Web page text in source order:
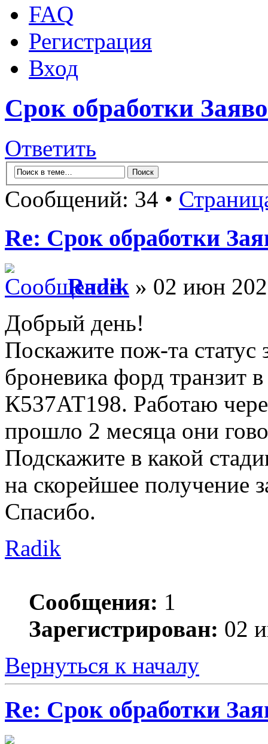
FAQ
Регистрация
Вход
Срок обработки
Ответить
Сообщений: 34 •
Re: Срок обработки
Radik » 02 июн
Добрый день!
Поскажите пож-та статус
броневика форд транзит
К537АТ198. Работаю
прошло 2 месяца они
Подскажите в какой
на скорейшее получение
Спасибо.
Radik
Сообщения: 1
Зарегистрирован: 02
Вернуться к началу
Re: Срок обработки